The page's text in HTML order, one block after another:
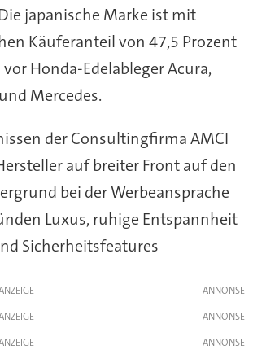
japanische Marke ist mit
Käuferanteil von 47,5 Prozent
Honda-Edelableger Acura,
Mercedes.
der Consultingfirma AMCI
auf breiter Front auf den
bei der Werbeansprache
Luxus, ruhige Entspannheit
Sicherheitsfeatures